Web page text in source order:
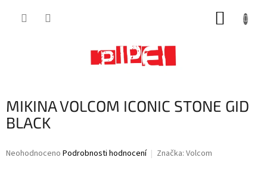
MIKINA VOLCOM ICONIC STONE GID
BLACK
Průměrné
Neohodnoceno Podrobnosti hodnocení Značka: Volcom